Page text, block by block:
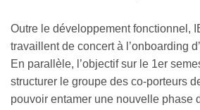
Outre le développement fonctionnel,
travaillent de concert à l’onboarding
En parallèle, l’objectif sur le 1er
structurer le groupe des co-porteurs
pouvoir entamer une nouvelle phase